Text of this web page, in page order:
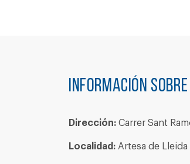
Información
Dirección: Carrer Sant
Localidad: Artesa de Lleida